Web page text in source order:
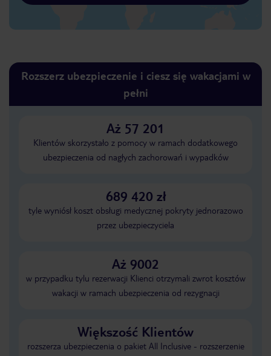
Rozszerz ubezpieczenie i ciesz się wakacjami w
pełni
Aż 57 201
Klientów skorzystało z pomocy w ramach dodatkowego
ubezpieczenia od nagłych zachorowań i wypadków
689 420 zł
tyle wyniósł koszt obsługi medycznej pokryty jednorazowo
przez ubezpieczyciela
Aż 9002
w przypadku tylu rezerwacji Klienci otrzymali zwrot kosztów
wakacji w ramach ubezpieczenia od rezygnacji
Większość Klientów
rozszerza ubezpieczenia o pakiet All Inclusive - rozszerzenie